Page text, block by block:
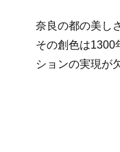
奈良の都の美し
その創色は1300
ションの実現が